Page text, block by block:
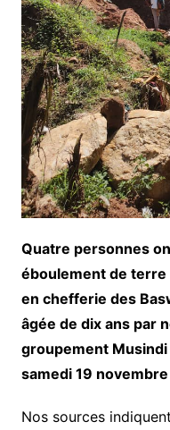
Quatre personnes
éboulement de terre
en chefferie des
âgée de dix ans par
groupement
samedi 19
Nos sources